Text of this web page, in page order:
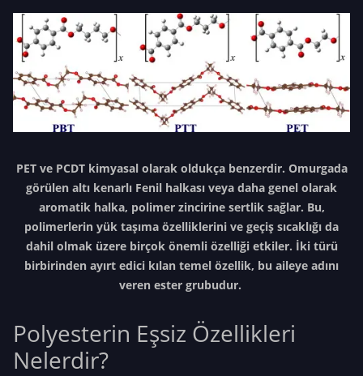
PET ve PCDT kimyasal olarak oldukça benzerdir. Omurgada
görülen altı kenarlı Fenil halkası veya daha genel olarak
aromatik halka, polimer zincirine sertlik sağlar. Bu,
polimerlerin yük taşıma özelliklerini ve geçiş sıcaklığı da
dahil olmak üzere birçok önemli özelliği etkiler. İki türü
birbirinden ayırt edici kılan temel özellik, bu aileye adını
veren ester grubudur.
Polyesterin Eşsiz Özellikleri
Nelerdir?